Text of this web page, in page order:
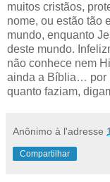
muitos cristãos,
nome, ou estão tão
mundo, enquanto
deste mundo.
não conhece nem
ainda a Bíblia… por
quanto faziam,
Anônimo à l'adresse
Compartilhar